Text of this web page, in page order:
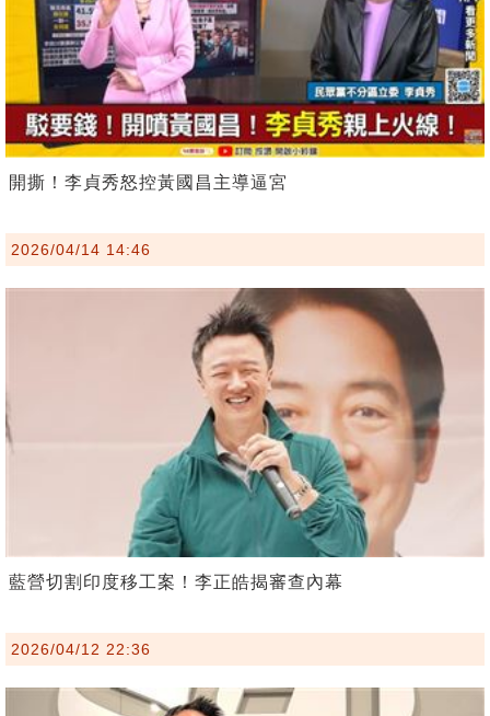
開撕！李貞秀怒控黃國昌主導逼宮
2026/04/14 14:46
藍營切割印度移工案！李正皓揭審查內幕
2026/04/12 22:36